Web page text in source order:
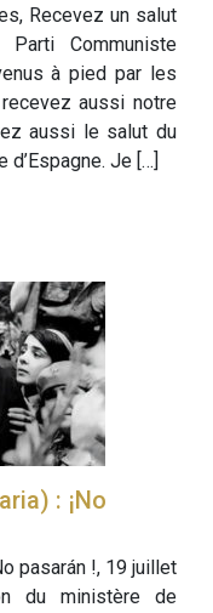
Recevez un salut
Communiste
à pied par les
aussi notre
aussi le salut du
Je […]
: ¡No
pasarán !, 19 juillet
du ministère de